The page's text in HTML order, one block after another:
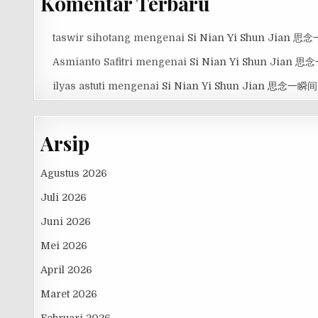
taswir sihotangmengenai Si Nian Yi Shun Jian 思念
Asmianto Safitri mengenai Si Nian Yi Shun Jian 思念
ilyas astuti mengenai Si Nian Yi Shun Jian 思念一瞬间
Arsip
Agustus 2026
Juli 2026
Juni 2026
Mei 2026
April 2026
Maret 2026